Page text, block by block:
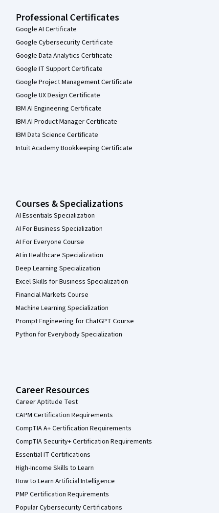
Professional Certificates
Google AI Certificate
Google Cybersecurity Certificate
Google Data Analytics Certificate
Google IT Support Certificate
Google Project Management Certificate
Google UX Design Certificate
IBM AI Engineering Certificate
IBM AI Product Manager Certificate
IBM Data Science Certificate
Intuit Academy Bookkeeping Certificate
Courses & Specializations
AI Essentials Specialization
AI For Business Specialization
AI For Everyone Course
AI in Healthcare Specialization
Deep Learning Specialization
Excel Skills for Business Specialization
Financial Markets Course
Machine Learning Specialization
Prompt Engineering for ChatGPT Course
Python for Everybody Specialization
Career Resources
Career Aptitude Test
CAPM Certification Requirements
CompTIA A+ Certification Requirements
CompTIA Security+ Certification Requirements
Essential IT Certifications
High-Income Skills to Learn
How to Learn Artificial Intelligence
PMP Certification Requirements
Popular Cybersecurity Certifications